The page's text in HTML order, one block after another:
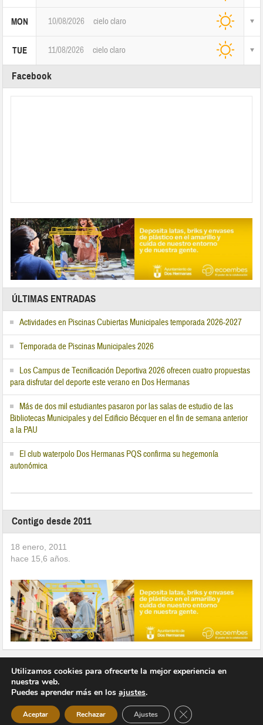
MON 10/08/2026 cielo claro
TUE 11/08/2026 cielo claro
Facebook
ÚLTIMAS ENTRADAS
Actividades en Piscinas Cubiertas Municipales temporada 2026-2027
Temporada de Piscinas Municipales 2026
Los Campus de Tecnificación Deportiva 2026 ofrecen cuatro propuestas
para disfrutar del deporte este verano en Dos Hermanas
Más de dos mil estudiantes pasaron por las salas de estudio de las
Bibliotecas Municipales y del Edificio Bécquer en el fin de semana anterior
a la PAU
El club waterpolo Dos Hermanas PQS confirma su hegemonía
autonómica
Contigo desde 2011
18 enero, 2011
hace 15,6 años.
Copyright © 2026 Vivir en Montequinto Periódico Digital
Utilizamos cookies para ofrecerte la mejor experiencia en
nuestra web.
Puedes aprender más en los ajustes.
Aceptar Rechazar Ajustes Cerrar el banner de